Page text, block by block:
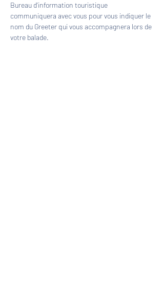
Bureau d'information touristique
communiquera avec vous pour vous indiquer le
nom du Greeter qui vous accompagnera lors de
votre balade.